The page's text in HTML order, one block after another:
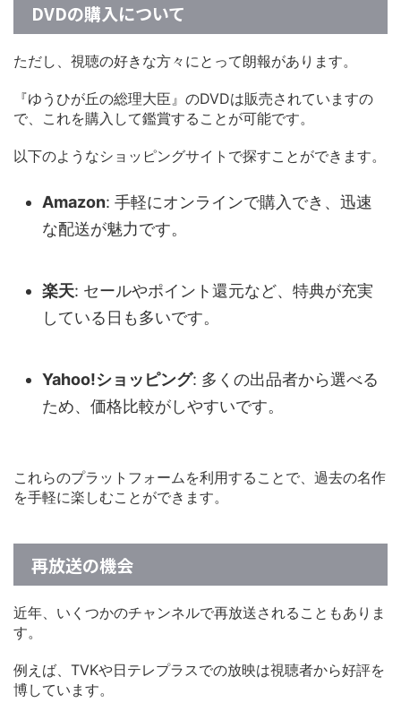
DVDの購入について
ただし、視聴の好きな方々にとって朗報があります。
『ゆうひが丘の総理大臣』のDVDは販売されていますの
で、これを購入して鑑賞することが可能です。
以下のようなショッピングサイトで探すことができます。
Amazon: 手軽にオンラインで購入でき、迅速
な配送が魅力です。
楽天: セールやポイント還元など、特典が充実
している日も多いです。
Yahoo!ショッピング: 多くの出品者から選べる
ため、価格比較がしやすいです。
これらのプラットフォームを利用することで、過去の名作
を手軽に楽しむことができます。
再放送の機会
近年、いくつかのチャンネルで再放送されることもありま
す。
例えば、TVKや日テレプラスでの放映は視聴者から好評を
博しています。